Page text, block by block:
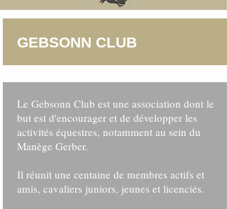
GEBSONN CLUB
Le Gebsonn Club est une association dont le
but est d'encourager et de développer les
activités équestres, notamment au sein du
Manège Gerber.
Il réunit une centaine de membres actifs et
amis, cavaliers juniors, jeunes et licenciés.